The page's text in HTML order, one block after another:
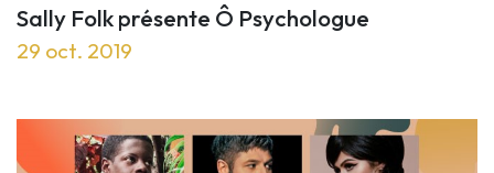
Sally Folk présente Ô Psychologue
29 oct. 2019